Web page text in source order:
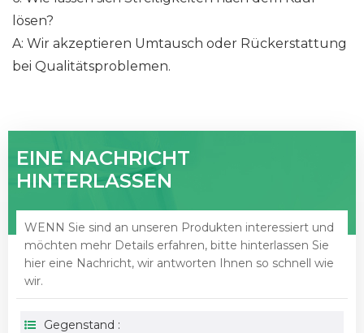
lösen?
A: Wir akzeptieren Umtausch oder Rückerstattung
bei Qualitätsproblemen.
EINE NACHRICHT
HINTERLASSEN
WENN Sie sind an unseren Produkten interessiert und
möchten mehr Details erfahren, bitte hinterlassen Sie
hier eine Nachricht, wir antworten Ihnen so schnell wie
wir.
Gegenstand :